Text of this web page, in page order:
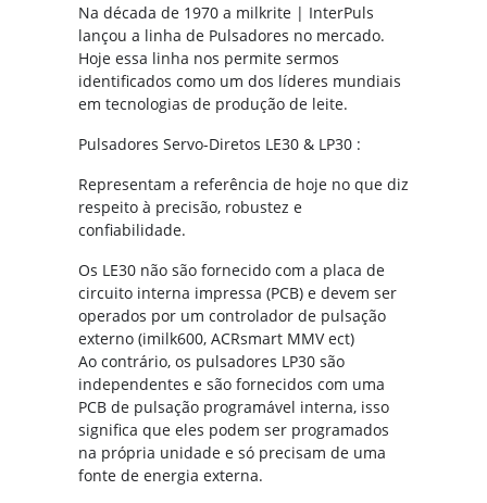
Na década de 1970 a milkrite | InterPuls
lançou a linha de Pulsadores no mercado.
Hoje essa linha nos permite sermos
identificados como um dos líderes mundiais
em tecnologias de produção de leite.
Pulsadores Servo-Diretos LE30 & LP30 :
Representam a referência de hoje no que diz
respeito à precisão, robustez e
confiabilidade.
Os LE30 não são fornecido com a placa de
circuito interna impressa (PCB) e devem ser
operados por um controlador de pulsação
externo (imilk600, ACRsmart MMV ect)
Ao contrário, os pulsadores LP30 são
independentes e são fornecidos com uma
PCB de pulsação programável interna, isso
significa que eles podem ser programados
na própria unidade e só precisam de uma
fonte de energia externa.